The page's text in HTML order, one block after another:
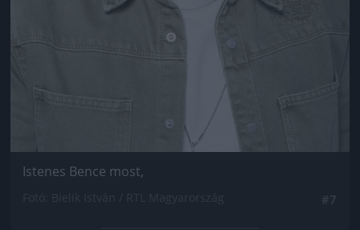
Istenes Bence most,